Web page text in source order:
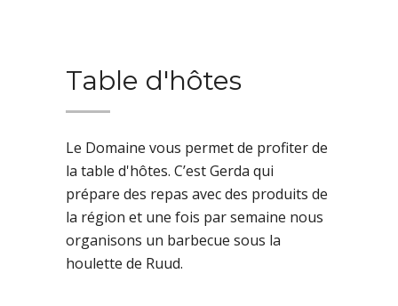
Table d'hôtes
Le Domaine vous permet de profiter de
la table d'hôtes. C’est Gerda qui
prépare des repas avec des produits de
la région et une fois par semaine nous
organisons un barbecue sous la
houlette de Ruud.